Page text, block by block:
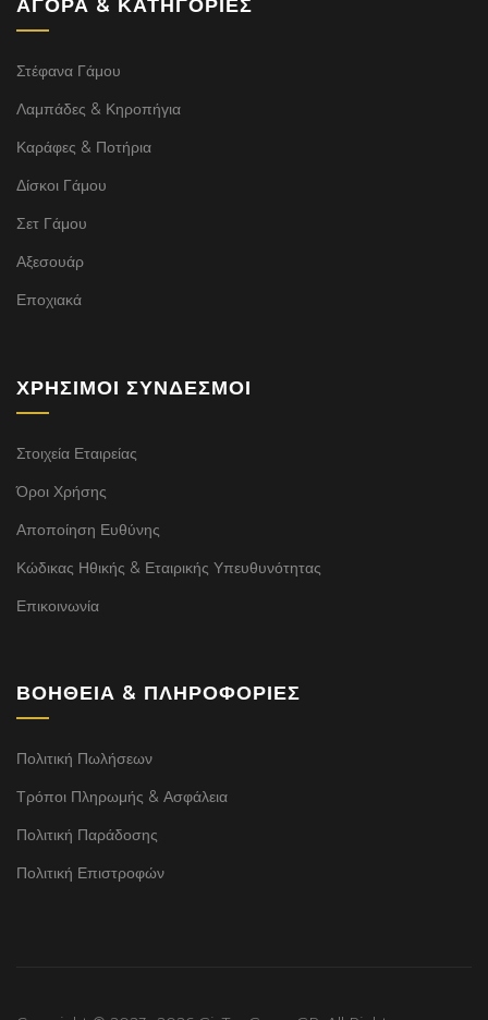
ΑΓΟΡΆ & ΚΑΤΗΓΟΡΊΕΣ
Στέφανα Γάμου
Λαμπάδες & Κηροπήγια
Καράφες & Ποτήρια
Δίσκοι Γάμου
Σετ Γάμου
Αξεσουάρ
Εποχιακά
ΧΡΉΣΙΜΟΙ ΣΎΝΔΕΣΜΟΙ
Στοιχεία Εταιρείας
Όροι Χρήσης
Αποποίηση Ευθύνης
Κώδικας Ηθικής & Εταιρικής Υπευθυνότητας
Επικοινωνία
ΒΟΉΘΕΙΑ & ΠΛΗΡΟΦΟΡΊΕΣ
Πολιτική Πωλήσεων
Τρόποι Πληρωμής & Ασφάλεια
Πολιτική Παράδοσης
Πολιτική Επιστροφών